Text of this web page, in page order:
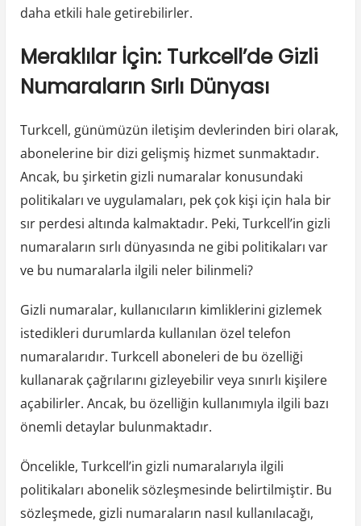
daha etkili hale getirebilirler.
Meraklılar İçin: Turkcell’de Gizli
Numaraların Sırlı Dünyası
Turkcell, günümüzün iletişim devlerinden biri olarak,
abonelerine bir dizi gelişmiş hizmet sunmaktadır.
Ancak, bu şirketin gizli numaralar konusundaki
politikaları ve uygulamaları, pek çok kişi için hala bir
sır perdesi altında kalmaktadır. Peki, Turkcell’in gizli
numaraların sırlı dünyasında ne gibi politikaları var
ve bu numaralarla ilgili neler bilinmeli?
Gizli numaralar, kullanıcıların kimliklerini gizlemek
istedikleri durumlarda kullanılan özel telefon
numaralarıdır. Turkcell aboneleri de bu özelliği
kullanarak çağrılarını gizleyebilir veya sınırlı kişilere
açabilirler. Ancak, bu özelliğin kullanımıyla ilgili bazı
önemli detaylar bulunmaktadır.
Öncelikle, Turkcell’in gizli numaralarıyla ilgili
politikaları abonelik sözleşmesinde belirtilmiştir. Bu
sözleşmede, gizli numaraların nasıl kullanılacağı,